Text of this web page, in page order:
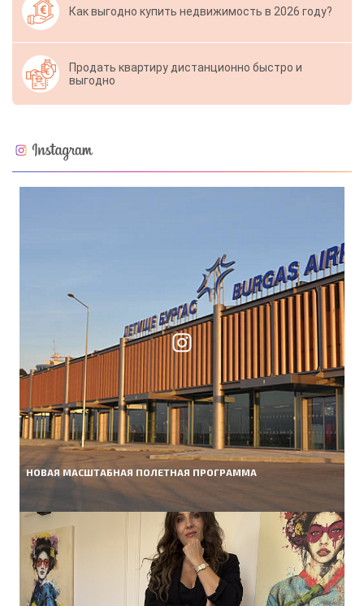
Как выгодно купить недвижимость в 2026 году?
Продать квартиру дистанционно быстро и
выгодно
НОВАЯ МАСШТАБНАЯ ПОЛЕТНАЯ ПРОГРАММА